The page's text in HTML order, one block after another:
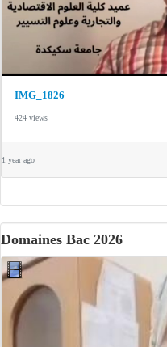
IMG_1826
424 views
1 year ago
Domaines Bac 2026